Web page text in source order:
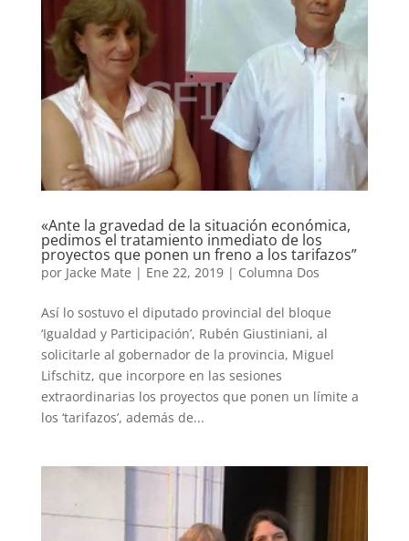
«Ante la gravedad de la situación económica,
pedimos el tratamiento inmediato de los
proyectos que ponen un freno a los tarifazos”
por Jacke Mate | Ene 22, 2019| Columna Dos
Así lo sostuvo el diputado provincial del bloque
‘Igualdad y Participación’, Rubén Giustiniani, al
solicitarle al gobernador de la provincia, Miguel
Lifschitz, que incorpore en las sesiones
extraordinarias los proyectos que ponen un límite a
los ‘tarifazos’, además de...